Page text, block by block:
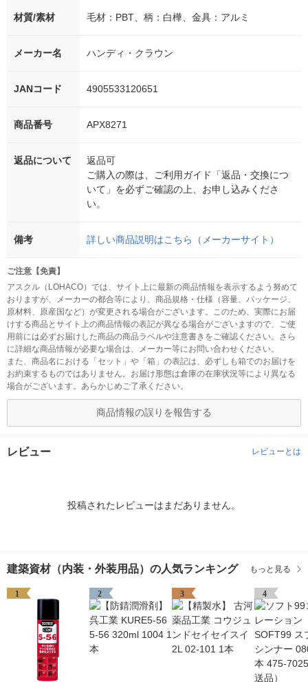
材質/素材 毛材：PBT、柄：白樺、金具：アルミ
メーカー名 ハンディ・クラウン
JANコード 4905533120651
商品番号 APX8271
返品について
返品可
ご購入の際は、ご利用ガイド「返品・交換につ
いて」を必ずご確認の上、お申し込みくださ
い。
備考 詳しい商品説明はこちら（メーカーサイト）
ご注意【免責】
アスクル（LOHACO）では、サイト上に最新の商品情報を表示するよう努めて
おりますが、メーカーの都合等により、商品規格・仕様（容量、パッケージ、
原材料、原産国など）が変更される場合がございます。このため、実際にお届
けする商品とサイト上の商品情報の表記が異なる場合がございますので、ご使
用前には必ずお届けした商品の商品ラベルや注意書きをご確認ください。さら
に詳細な商品情報が必要な場合は、メーカー等にお問い合わせください。
また、商品名における「セット」や「箱」の表記は、必ずしも箱でのお届けを
お約束するものではありません。お届け形態は倉庫の在庫状況等により異なる
場合がございます。あらかじめご了承ください。
商品情報の誤りを報告する
レビュー レビューとは
投稿されたレビューはまだありません。
建築資材（内装・外装用品）の人気ランキング もっと見る
1 2 3 4